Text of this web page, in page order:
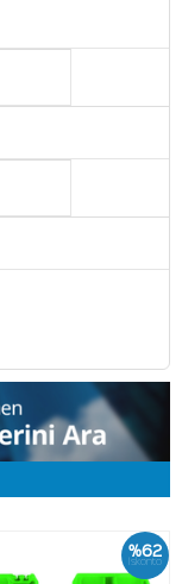
%62
İskonto